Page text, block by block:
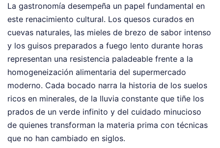
La gastronomía desempeña un papel fundamental en
este renacimiento cultural. Los quesos curados en
cuevas naturales, las mieles de brezo de sabor intenso
y los guisos preparados a fuego lento durante horas
representan una resistencia paladeable frente a la
homogeneización alimentaria del supermercado
moderno. Cada bocado narra la historia de los suelos
ricos en minerales, de la lluvia constante que tiñe los
prados de un verde infinito y del cuidado minucioso
de quienes transforman la materia prima con técnicas
que no han cambiado en siglos.